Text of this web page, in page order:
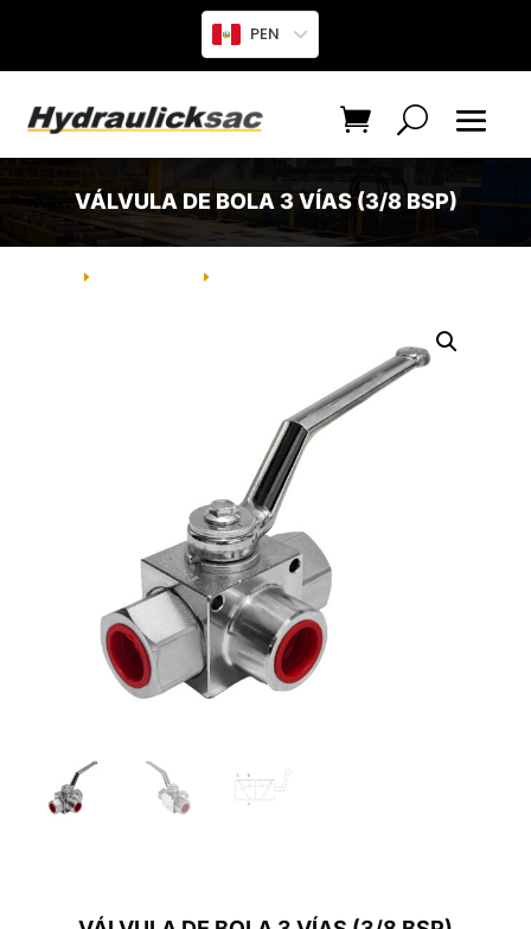
PEN
VÁLVULA DE BOLA 3 VÍAS (3/8 BSP)
E E